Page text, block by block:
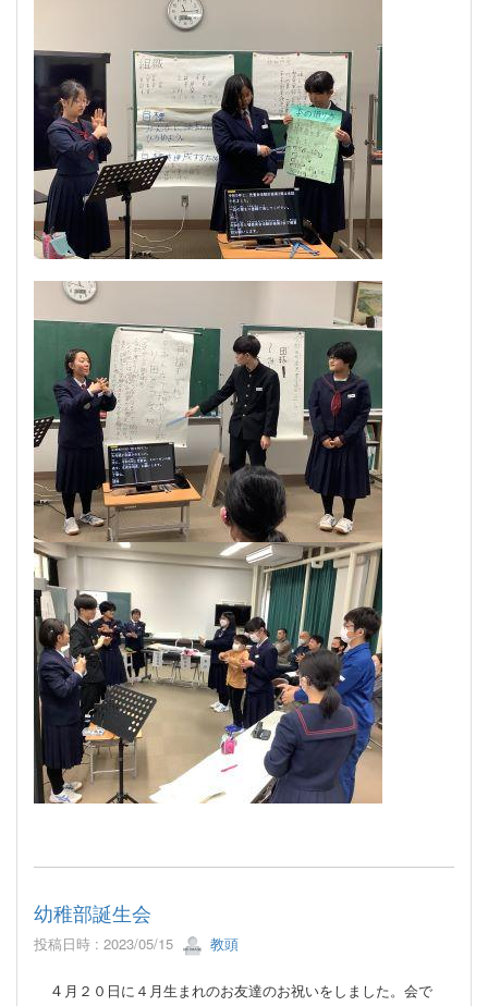
幼稚部誕生会
投稿日時 : 2023/05/15 教頭
４ 月２０日に４月生まれのお友達のお祝いをしました。会で